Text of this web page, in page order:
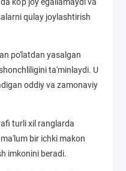
qulay joylashtirish
po'latdan yasalgan
ta'minlaydi. U
oddiy va zamonaviy
turli xil ranglarda
bir ichki makon
imkonini beradi.